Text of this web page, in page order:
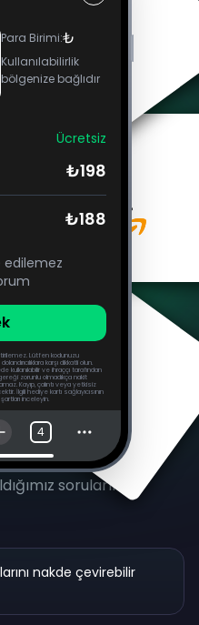
Para Birimi:₺
Kullanılabilirlik
bölgenize bağlıdır
Ücretsiz
₺198
₺188
edilemez
Lütfen kodunuzu
karşı dikkatli olun.
kullanılabilir ve ihraççı tarafından
zorunlu olmadıkça nakit
Kayıp, çalıntı veya yetkisiz
İlgili hediye kartı sağlayıcısının
inceleyin.
4
Play hediye kartları
soruların
nakde çevirebilir